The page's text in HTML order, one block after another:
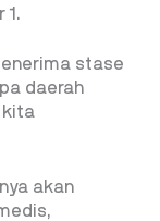
1.
stase
daerah
kita
akan